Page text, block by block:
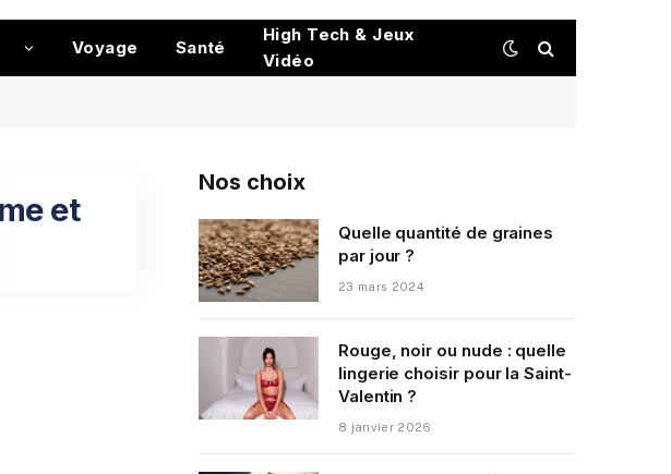
Voyage Santé
High Tech & Jeux
Vidéo
et
Nos choix
Quelle quantité de graines
par jour ?
23 mars 2024
Rouge, noir ou nude : quelle
lingerie choisir pour la Saint-
Valentin ?
8 janvier 2026